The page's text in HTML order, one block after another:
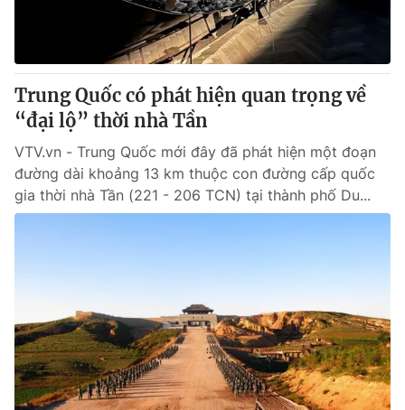
Trung Quốc có phát hiện quan trọng về
“đại lộ” thời nhà Tần
VTV.vn - Trung Quốc mới đây đã phát hiện một đoạn
đường dài khoảng 13 km thuộc con đường cấp quốc
gia thời nhà Tần (221 - 206 TCN) tại thành phố Du...